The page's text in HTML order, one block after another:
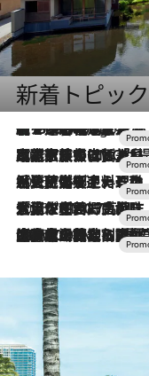
新着トピッ
8 Hours Ago
【トンボの足水浴】ヒノキの香りに包まれて涼感マックス！約13℃の湧水かけ流しを避暑地「星野温泉 トンボの湯」で体験
2026.7.31
【ホテル帰省】という選択肢をOMOが提案。家族とほどよい距離を保つには「昼は実家、夜は気兼ねなくホテルで！」
2026.7.24
【夏限定ディナーコース】旬を迎える稚鮎や花ズッキーニなどをイタリア・トスカーナの郷土料理の手法で満喫！
2026.7.17
「土佐和ハーブかき氷」がOMO7高知に登場！生姜、山椒、大葉など目にも舌にも涼を呼ぶ郷土の味
2026.7.10
NEW OPEN！【界 草津】名湯の地に誕生。趣の異なる2種の温泉と上州ならではの会席・蕎麦割烹など美食を味わう究極の癒やし旅